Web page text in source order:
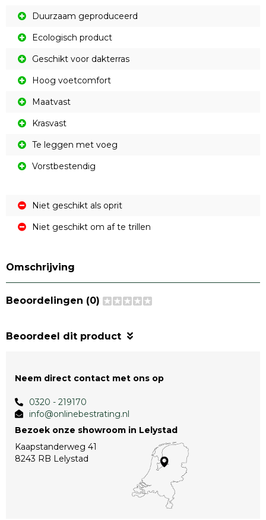
Duurzaam geproduceerd
Ecologisch product
Geschikt voor dakterras
Hoog voetcomfort
Maatvast
Krasvast
Te leggen met voeg
Vorstbestendig
Niet geschikt als oprit
Niet geschikt om af te trillen
Omschrijving
Beoordelingen (0)
Beoordeel dit product
Neem direct contact met ons op
0320 - 219170
info@onlinebestrating.nl
Bezoek onze showroom in Lelystad
Kaapstanderweg 41
8243 RB Lelystad